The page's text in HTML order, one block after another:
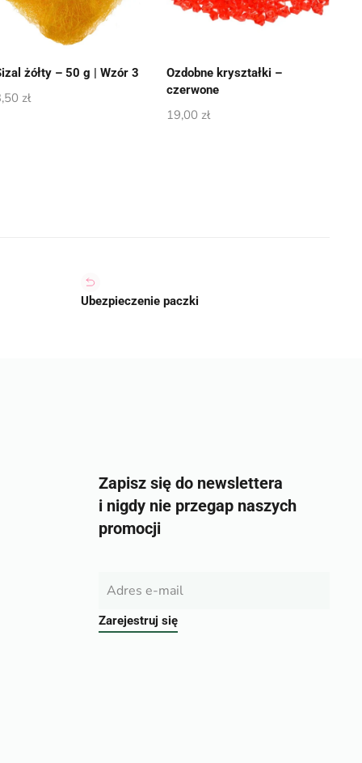
żółty – 50 g | Wzór 3
zł
Ozdobne kryształki –
czerwone
19,00 zł
Ubezpieczenie paczki
Zapisz się do newslettera
i nigdy nie przegap naszych
promocji
Zarejestruj się